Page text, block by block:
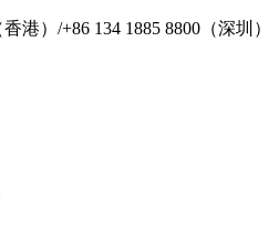
港）/+86 134 1885 8800（深圳）